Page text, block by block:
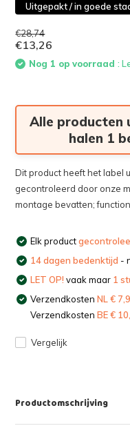
Uitgepakt / in goede
€28,74
€13,26
Nog 1 op voorraad:
Alle producten
halen 1
Dit product heeft het label
gecontroleerd door onze
montage bevatten;
Elk product
14 dagen bedenktijd -
LET OP! vaak maar 1
VerzendkostenNL €
VerzendkostenBE €
Vergelijk
Productomschrijving